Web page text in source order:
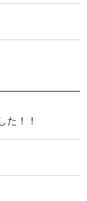
た！！